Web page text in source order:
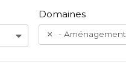
Domaines
-